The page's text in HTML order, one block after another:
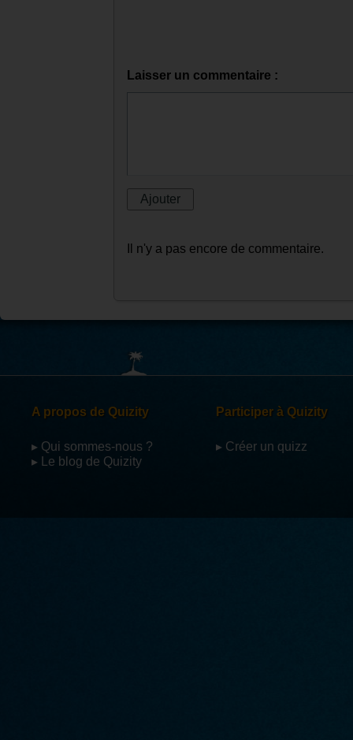
Laisser un commentaire :
Il n'y a pas encore de commentaire.
A propos de Quizity
▸ Qui sommes-nous ?
▸ Le blog de Quizity
Participer à Quizity
▸ Créer un quizz